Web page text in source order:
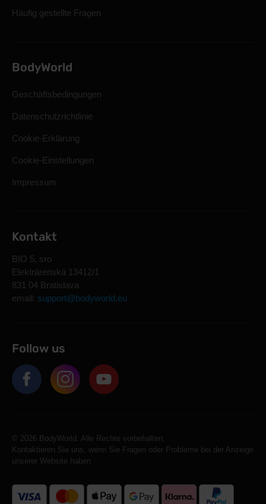
Häufig gestellte Fragen
BodyWorld
Geschäftsbedingungen
Datenschutzrichtlinie
Cookie-Erklärung
Cookie-Einstellungen
Impressum
Kontakt
BIO 5, sro
Elektrárenská 13412/1
831 04 Bratislava
email: support@bodyworld.eu
Follow us
© 2026 BodyWorld. Alle Rechte vorbehalten.
Kontaktieren Sie uns, wenn Sie Fragen oder Probleme bei der Anzeige
unserer Website haben